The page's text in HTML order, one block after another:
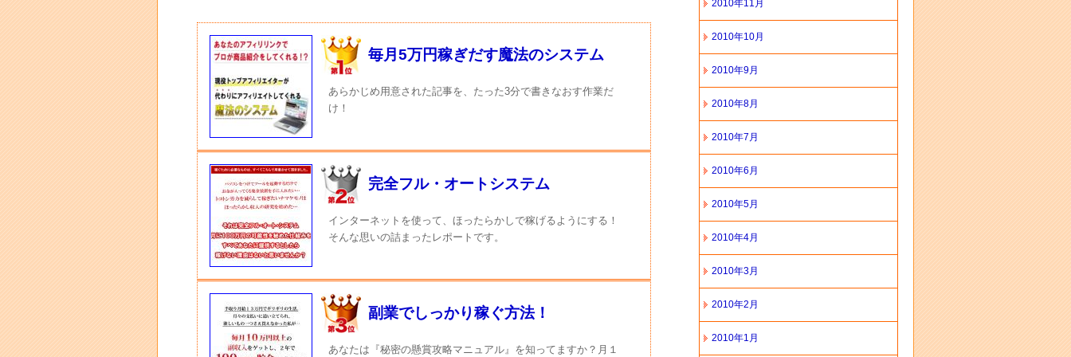
毎月5万円稼ぎだす魔法のシステム
あらかじめ用意された記事を、たった3分で書きなおす作業だ
け！
完全フル・オートシステム
インターネットを使って、ほったらかしで稼げるようにする！
そんな思いの詰まったレポートです。
副業でしっかり稼ぐ方法！
あなたは『秘密の懸賞攻略マニュアル』を知ってますか？月１
2010年11月
2010年10月
2010年9月
2010年8月
2010年7月
2010年6月
2010年5月
2010年4月
2010年3月
2010年2月
2010年1月